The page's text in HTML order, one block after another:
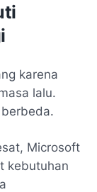
karena
lalu.
Microsoft
kebutuhan